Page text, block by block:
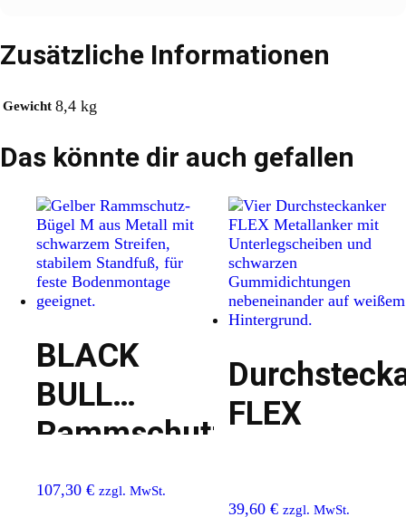
Zusätzliche Informationen
Gewicht 8,4 kg
Das könnte dir auch gefallen
BLACK
BULL
Rammschutz-
107,30 € zzgl. MwSt.
FLEX
39,60€ zzgl. MwSt.